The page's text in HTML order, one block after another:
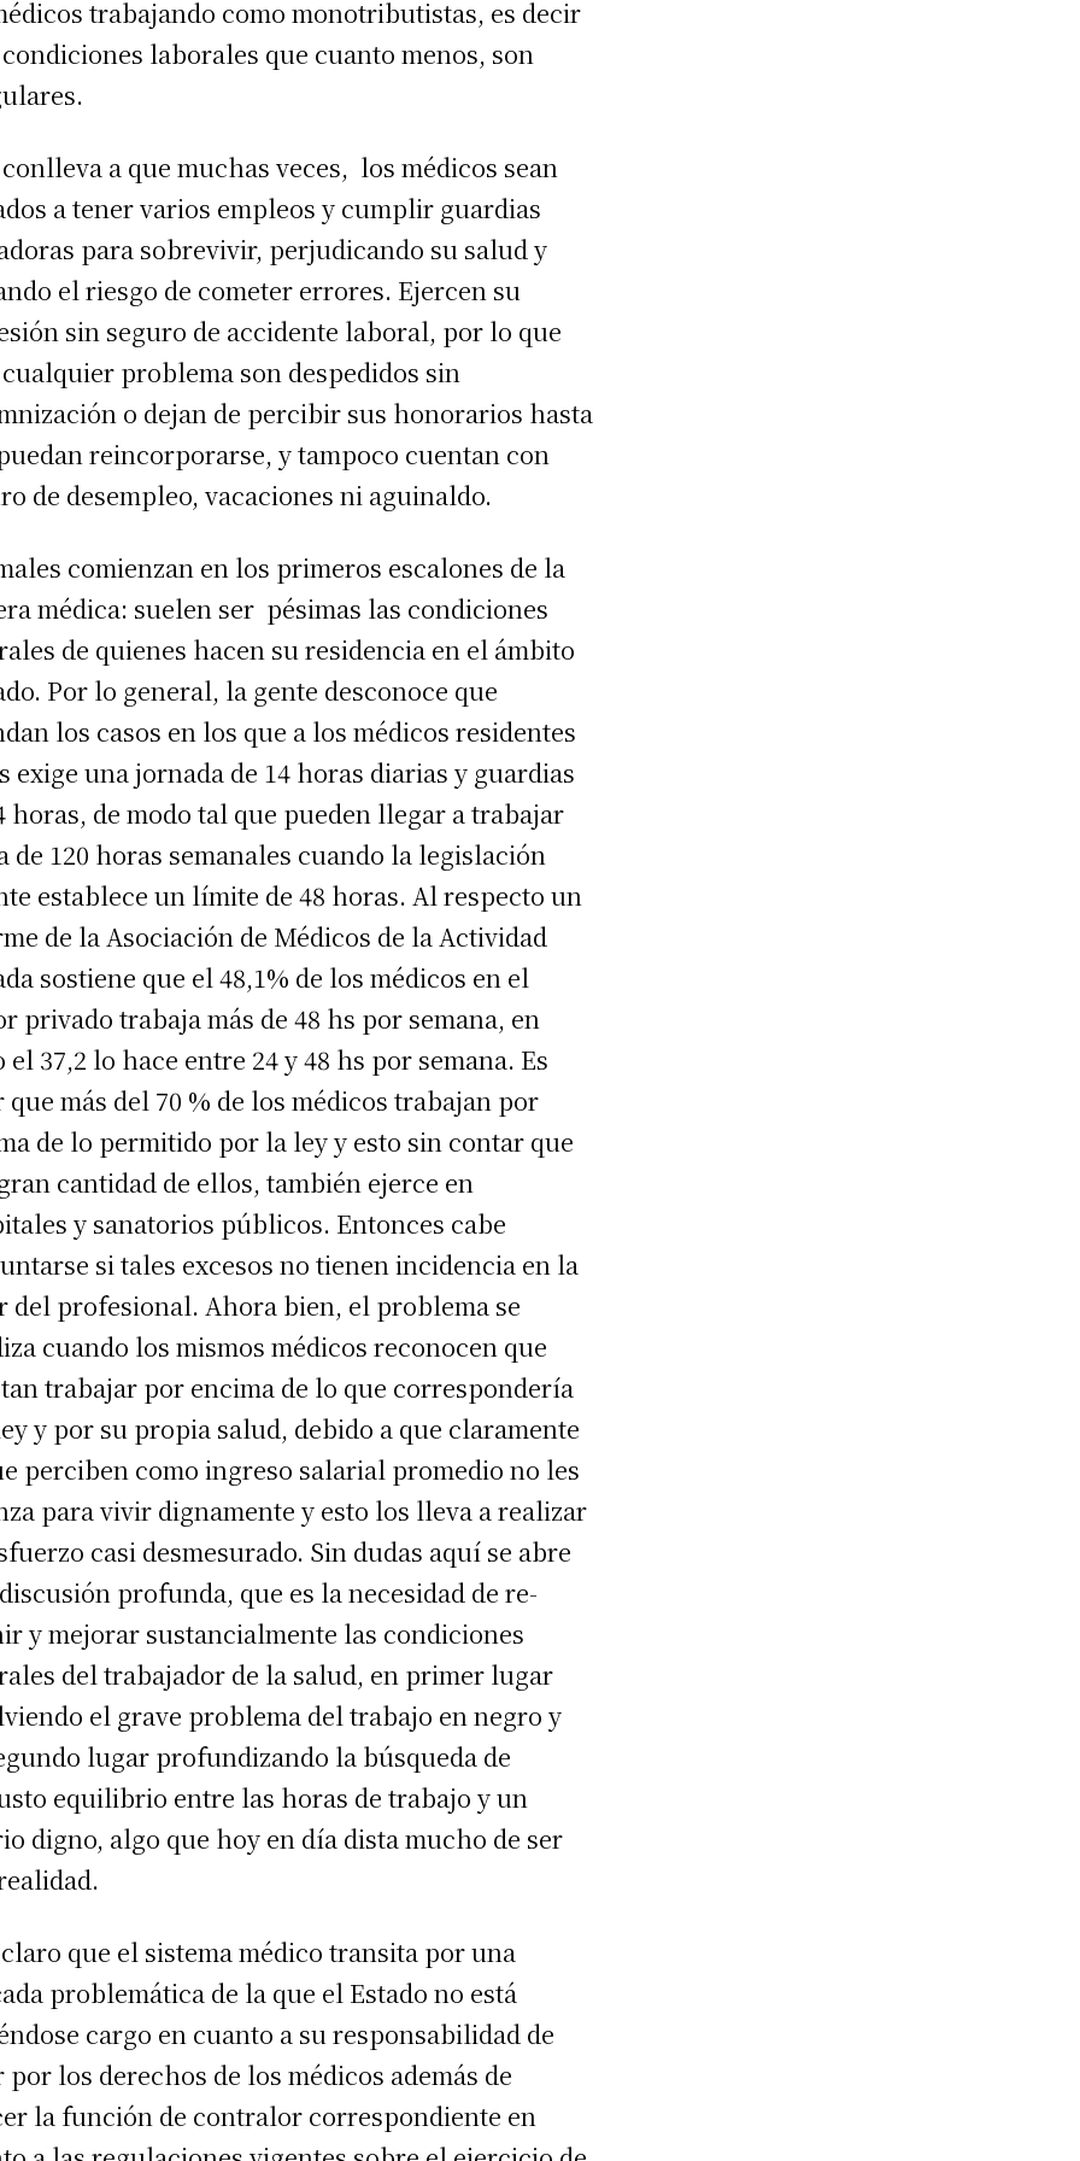
trabajando como monotributistas, es decir
laborales que cuanto menos, son
a que muchas veces, los médicos sean
a tener varios empleos y cumplir guardias
para sobrevivir, perjudicando su salud y
el riesgo de cometer errores. Ejercen su
sin seguro de accidente laboral, por lo que
problema son despedidos sin
o dejan de percibir sus honorarios hasta
reincorporarse, y tampoco cuentan con
de desempleo, vacaciones ni aguinaldo.
comienzan en los primeros escalones de la
médica: suelen ser pésimas las condiciones
de quienes hacen su residencia en el ámbito
Por lo general, la gente desconoce que
los casos en los que a los médicos residentes
exige una jornada de 14 horas diarias y guardias
horas, de modo tal que pueden llegar a trabajar
de 120 horas semanales cuando la legislación
establece un límite de 48 horas. Al respecto un
de la Asociación de Médicos de la Actividad
sostiene que el 48,1% de los médicos en el
privado trabaja más de 48 hs por semana, en
el 37,2 lo hace entre 24 y 48 hs por semana. Es
que más del 70 % de los médicos trabajan por
de lo permitido por la ley y esto sin contar que
cantidad de ellos, también ejerce en
y sanatorios públicos. Entonces cabe
si tales excesos no tienen incidencia en la
del profesional. Ahora bien, el problema se
cuando los mismos médicos reconocen que
trabajar por encima de lo que correspondería
y por su propia salud, debido a que claramente
perciben como ingreso salarial promedio no les
para vivir dignamente y esto los lleva a realizar
casi desmesurado. Sin dudas aquí se abre
profunda, que es la necesidad de re-
y mejorar sustancialmente las condiciones
del trabajador de la salud, en primer lugar
el grave problema del trabajo en negro y
lugar profundizando la búsqueda de
equilibrio entre las horas de trabajo y un
digno, algo que hoy en día dista mucho de ser
que el sistema médico transita por una
problemática de la que el Estado no está
cargo en cuanto a su responsabilidad de
por los derechos de los médicos además de
la función de contralor correspondiente en